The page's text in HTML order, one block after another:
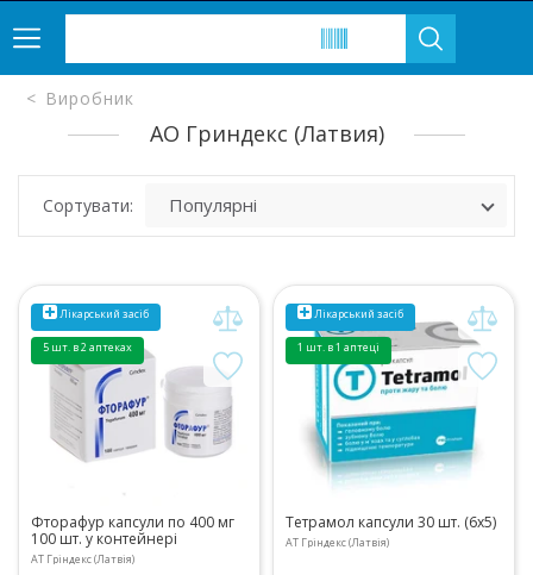
Виробник
АО Гриндекс (Латвия)
Сортувати:
Лікарський засіб
5 шт. в 2 аптеках
Фторафур капсули по 400 мг
100 шт. у контейнері
АТ Гріндекс (Латвія)
Лікарський засіб
1 шт. в 1 аптеці
Тетрамол капсули 30 шт. (6х5)
АТ Гріндекс (Латвія)